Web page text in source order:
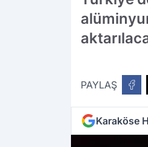
PAYLAŞ
Karaköse